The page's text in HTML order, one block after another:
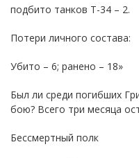
подбито танков Т-34 – 2.
Потери личного состава:
Убито – 6; ранено – 18»
Был ли среди погибших
бою? Всего три месяца
Бессмертный полк